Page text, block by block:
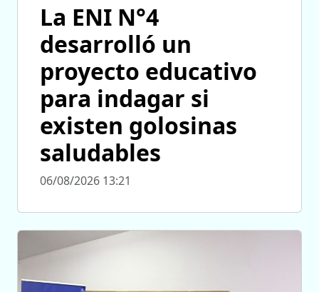
La ENI N°4
desarrolló un
proyecto educativo
para indagar si
existen golosinas
saludables
06/08/2026 13:21